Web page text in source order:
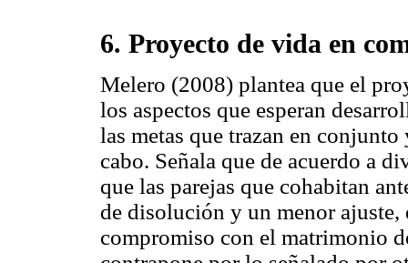
6. Proyecto de vida en
Melero (2008) plantea que el
los aspectos que esperan
las metas que trazan en
cabo. Señala que de acuerdo a
que las parejas que cohabitan
de disolución y un menor
compromiso con el matrimonio